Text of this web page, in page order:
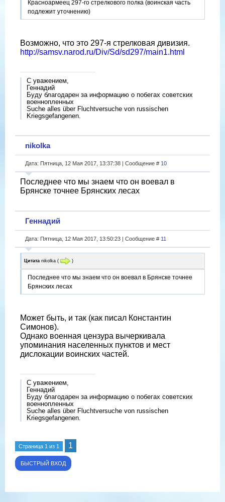
Красноармеец 297-го стрелкового полка (воинская часть
подлежит уточнению)
Возможно, что это 297-я стрелковая дивизия.
http://samsv.narod.ru/Div/Sd/sd297/main1.html
С уважением,
Геннадий
Буду благодарен за информацию о побегах советских
военнопленных
Suche alles über Fluchtversuche von russischen
Kriegsgefangenen.
nikolka
Дата: Пятница, 12 Мая 2017, 13:37:38 | Сообщение # 10
Последнее что мы знаем что он воевал в
Брянске точнее Брянских лесах
Геннадий
Дата: Пятница, 12 Мая 2017, 13:50:23 | Сообщение # 11
Цитата nikolka ( )
Последнее что мы знаем что он воевал в Брянске точнее
Брянских лесах
Может быть, и так (как писал Константин
Симонов).
Однако военная цензура вычеркивала
упоминания населенных пунктов и мест
дислокации воинских частей.
С уважением,
Геннадий
Буду благодарен за информацию о побегах советских
военнопленных
Suche alles über Fluchtversuche von russischen
Kriegsgefangenen.
Страница 1 из 1 1